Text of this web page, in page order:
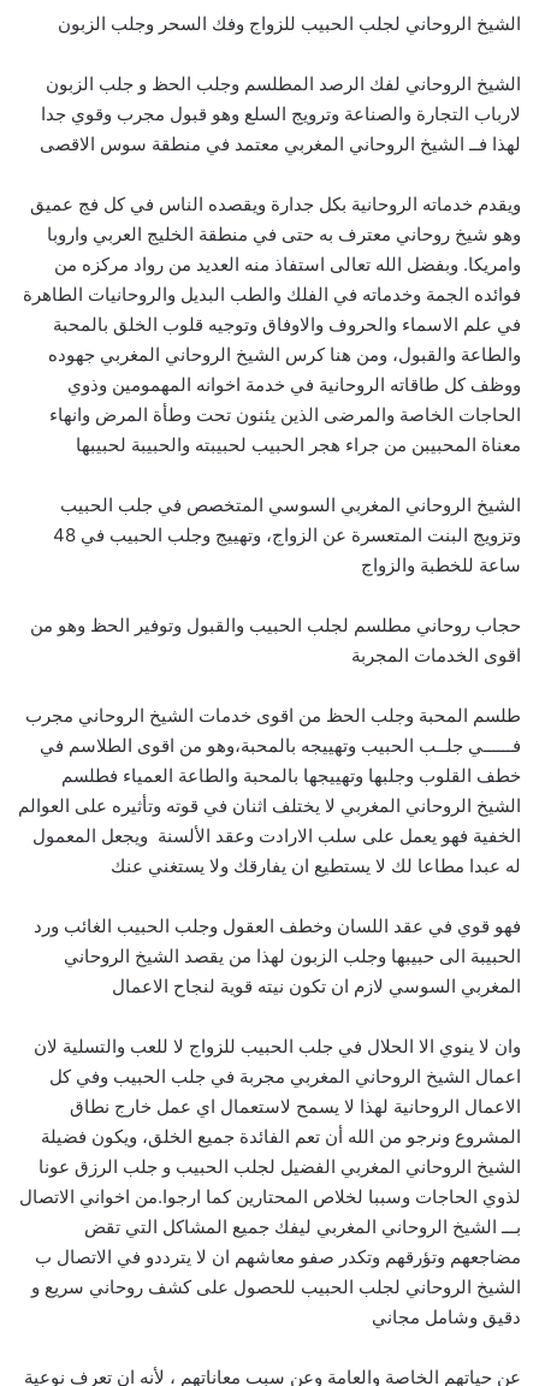
الشيخ الروحاني لجلب الحبيب للزواج وفك السحر وجلب الزبون
الشيخ الروحاني لفك الرصد المطلسم وجلب الحظ و جلب الزبون
لارباب التجارة والصناعة وترويج السلع وهو قبول مجرب وقوي جدا
لهذا فــ الشيخ الروحاني المغربي معتمد في منطقة سوس الاقصى
ويقدم خدماته الروحانية بكل جدارة ويقصده الناس في كل فج عميق
وهو شيخ روحاني معترف به حتى في منطقة الخليج العربي واروبا
وامريكا. وبفضل الله تعالى استفاذ منه العديد من رواد مركزه من
فوائده الجمة وخدماته في الفلك والطب البديل والروحانيات الطاهرة
في علم الاسماء والحروف والاوفاق وتوجيه قلوب الخلق بالمحبة
والطاعة والقبول، ومن هنا كرس الشيخ الروحاني المغربي جهوده
ووظف كل طاقاته الروحانية في خدمة اخوانه المهمومين وذوي
الحاجات الخاصة والمرضى الذين يئنون تحت وطأة المرض وانهاء
معناة المحبيبن من جراء هجر الحبيب لحبيبته والحبيبة لحبيبها
الشيخ الروحاني المغربي السوسي المتخصص في جلب الحبيب
وتزويج البنت المتعسرة عن الزواج، وتهييج وجلب الحبيب في 48
ساعة للخطبة والزواج
حجاب روحاني مطلسم لجلب الحبيب والقبول وتوفير الحظ وهو من
اقوى الخدمات المجربة
طلسم المحبة وجلب الحظ من اقوى خدمات الشيخ الروحاني مجرب
فــــــي جلــب الحبيب وتهييجه بالمحبة،وهو من اقوى الطلاسم في
خطف القلوب وجلبها وتهييجها بالمحبة والطاعة العمياء فطلسم
الشيخ الروحاني المغربي لا يختلف اثنان في قوته وتأثيره على العوالم
الخفية فهو يعمل على سلب الارادت وعقد الألسنة ويجعل المعمول
له عبدا مطاعا لك لا يستطيع ان يفارقك ولا يستغني عنك
فهو قوي في عقد اللسان وخطف العقول وجلب الحبيب الغائب ورد
الحبيبة الى حبيبها وجلب الزبون لهذا من يقصد الشيخ الروحاني
المغربي السوسي لازم ان تكون نيته قوية لنجاح الاعمال
وان لا ينوي الا الحلال في جلب الحبيب للزواج لا للعب والتسلية لان
اعمال الشيخ الروحاني المغربي مجربة في جلب الحبيب وفي كل
الاعمال الروحانية لهذا لا يسمح لاستعمال اي عمل خارج نطاق
المشروع ونرجو من الله أن تعم الفائدة جميع الخلق، ويكون فضيلة
الشيخ الروحاني المغربي الفضيل لجلب الحبيب و جلب الرزق عونا
لذوي الحاجات وسببا لخلاص المحتارين كما ارجوا.من اخواني الاتصال
بـــ الشيخ الروحاني المغربي ليفك جميع المشاكل التي تقض
مضاجعهم وتؤرقهم وتكدر صفو معاشهم ان لا يترددو في الاتصال ب
الشيخ الروحاني لجلب الحبيب للحصول على كشف روحاني سريع و
دقيق وشامل مجاني
عن حياتهم الخاصة والعامة وعن سبب معاناتهم ، لأنه ان تعرف نوعية